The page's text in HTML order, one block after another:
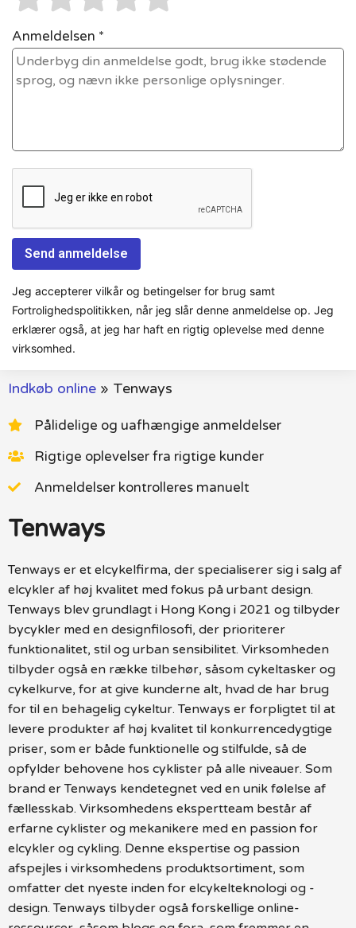
Anmeldelsen *
Jeg accepterer vilkår og betingelser for brug samt
Fortrolighedspolitikken, når jeg slår denne anmeldelse op. Jeg
erklærer også, at jeg har haft en rigtig oplevelse med denne
virksomhed.
Indkøb online » Tenways
Pålidelige og uafhængige anmeldelser
Rigtige oplevelser fra rigtige kunder
Anmeldelser kontrolleres manuelt
Tenways
Tenways er et elcykelfirma, der specialiserer sig i salg af
elcykler af høj kvalitet med fokus på urbant design.
Tenways blev grundlagt i Hong Kong i 2021 og tilbyder
bycykler med en designfilosofi, der prioriterer
funktionalitet, stil og urban sensibilitet. Virksomheden
tilbyder også en række tilbehør, såsom cykeltasker og
cykelkurve, for at give kunderne alt, hvad de har brug
for til en behagelig cykeltur. Tenways er forpligtet til at
levere produkter af høj kvalitet til konkurrencedygtige
priser, som er både funktionelle og stilfulde, så de
opfylder behovene hos cyklister på alle niveauer. Som
brand er Tenways kendetegnet ved en unik følelse af
fællesskab. Virksomhedens ekspertteam består af
erfarne cyklister og mekanikere med en passion for
elcykler og cykling. Denne ekspertise og passion
afspejles i virksomhedens produktsortiment, som
omfatter det nyeste inden for elcykelteknologi og -
design. Tenways tilbyder også forskellige online-